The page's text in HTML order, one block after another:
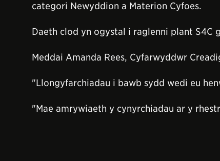
categori Newyddion a Materion Cyfoes.
Daeth clod yn ogystal i raglenni plant S4C
Meddai Amanda Rees, Cyfarwyddwr
"Llongyfarchiadau i bawb sydd wedi eu
"Mae amrywiaeth y cynyrchiadau ar y